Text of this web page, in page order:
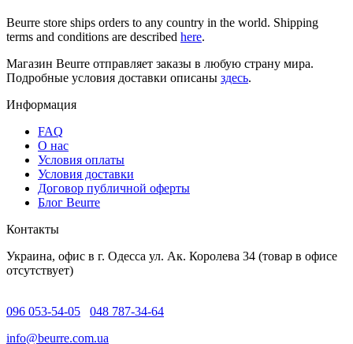
Beurre store ships orders to any country in the world. Shipping
terms and conditions are described here.
Магазин Beurre отправляет заказы в любую страну мира.
Подробные условия доставки описаны здесь.
Информация
FAQ
O нас
Условия оплаты
Условия доставки
Договор публичной оферты
Блог Beurre
Контакты
Украина, офис в г. Одесса ул. Ак. Королева 34 (товар в офисе
отсутствует)
096 053-54-05
048 787-34-64
info@beurre.com.ua